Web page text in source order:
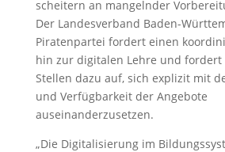
scheitern an mangelnder
Der Landesverband Baden-
Piratenpartei fordert einen
hin zur digitalen Lehre und fordert
Stellen dazu auf, sich explizit mit
und Verfügbarkeit der Angebote
auseinanderzusetzen.
„Die Digitalisierung im